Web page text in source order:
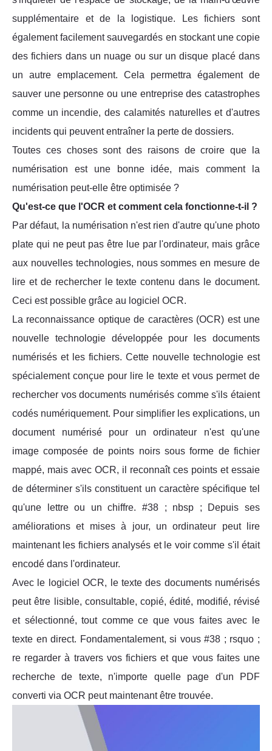
supplémentaire et de la logistique. Les fichiers sont
également facilement sauvegardés en stockant une copie
des fichiers dans un nuage ou sur un disque placé dans
un autre emplacement. Cela permettra également de
sauver une personne ou une entreprise des catastrophes
comme un incendie, des calamités naturelles et d'autres
incidents qui peuvent entraîner la perte de dossiers.
Toutes ces choses sont des raisons de croire que la
numérisation est une bonne idée, mais comment la
numérisation peut-elle être optimisée ?
Qu'est-ce que l'OCR et comment cela fonctionne-t-il ?
Par défaut, la numérisation n'est rien d'autre qu'une photo
plate qui ne peut pas être lue par l'ordinateur, mais grâce
aux nouvelles technologies, nous sommes en mesure de
lire et de rechercher le texte contenu dans le document.
Ceci est possible grâce au logiciel OCR.
La reconnaissance optique de caractères (OCR) est une
nouvelle technologie développée pour les documents
numérisés et les fichiers. Cette nouvelle technologie est
spécialement conçue pour lire le texte et vous permet de
rechercher vos documents numérisés comme s'ils étaient
codés numériquement. Pour simplifier les explications, un
document numérisé pour un ordinateur n'est qu'une
image composée de points noirs sous forme de fichier
mappé, mais avec OCR, il reconnaît ces points et essaie
de déterminer s'ils constituent un caractère spécifique tel
qu'une lettre ou un chiffre. #38 ; nbsp ; Depuis ses
améliorations et mises à jour, un ordinateur peut lire
maintenant les fichiers analysés et le voir comme s'il était
encodé dans l'ordinateur.
Avec le logiciel OCR, le texte des documents numérisés
peut être lisible, consultable, copié, édité, modifié, révisé
et sélectionné, tout comme ce que vous faites avec le
texte en direct. Fondamentalement, si vous #38 ; rsquo ;
re regarder à travers vos fichiers et que vous faites une
recherche de texte, n'importe quelle page d'un PDF
converti via OCR peut maintenant être trouvée.